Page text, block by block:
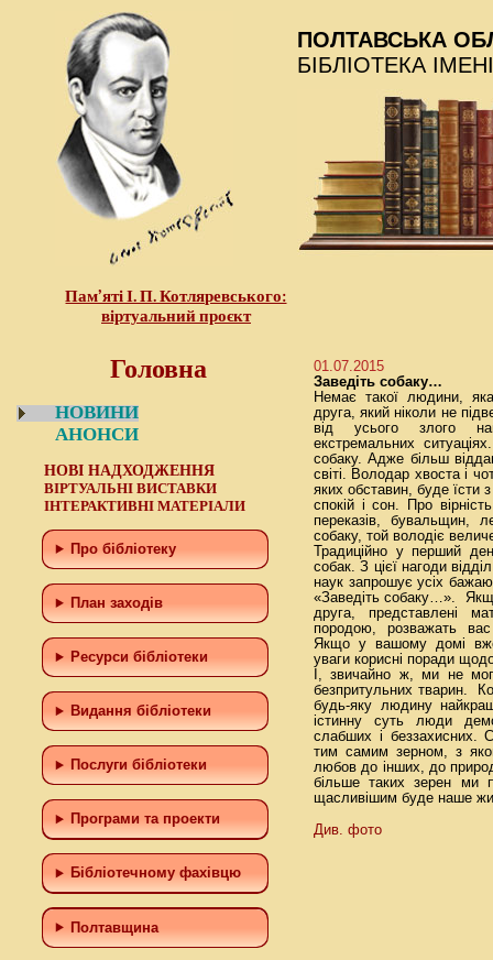
Пам’яті І. П. Котляревського:
віртуальний проєкт
ПОЛТАВСЬКА
БІБЛІОТЕКА
Головна
НОВИНИ
АНОНСИ
НОВІ НАДХОДЖЕННЯ
ВІРТУАЛЬНІ ВИСТАВКИ
ІНТЕРАКТИВНІ МАТЕРІАЛИ
Про бібліотеку
План заходів
Ресурси бібліотеки
Видання бібліотеки
Послуги бібліотеки
Програми та проекти
Бiблiотечному фахiвцю
Полтавщина
01.07.2015
Заведіть собаку…
Немає такої людини,
друга, який ніколи не
від усього злого
екстремальних
собаку. Адже більш
світі. Володар хвоста і
яких обставин, буде їсти
спокій і сон. Про
переказів, бувальщин,
собаку, той володіє
Традиційно у перший
собак. З цієї нагоди
наук запрошує усіх
«Заведіть собаку…».
друга, представлені
породою, розважать вас
Якщо у вашому домі
уваги корисні поради
І, звичайно ж, ми не
безпритульних тварин.
будь-яку людину
істинну суть люди
слабших і беззахисних.
тим самим зерном, з
любов до інших, до
більше таких зерен ми
щасливішим буде наше
Див. фото